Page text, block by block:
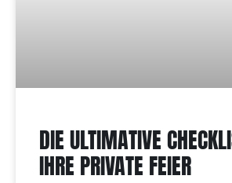
DIE ULTIMATIVE
IHRE PRIVATE FEIER